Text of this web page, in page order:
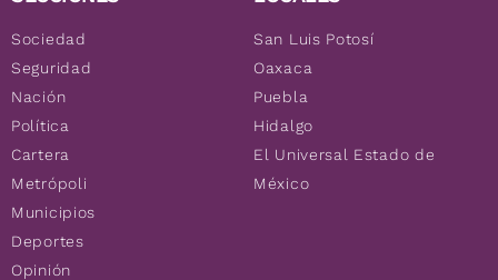
Sociedad
Seguridad
Nación
Política
Cartera
Metrópoli
Municipios
Deportes
Opinión
San Luis Potosí
Oaxaca
Puebla
Hidalgo
El Universal Estado de
México